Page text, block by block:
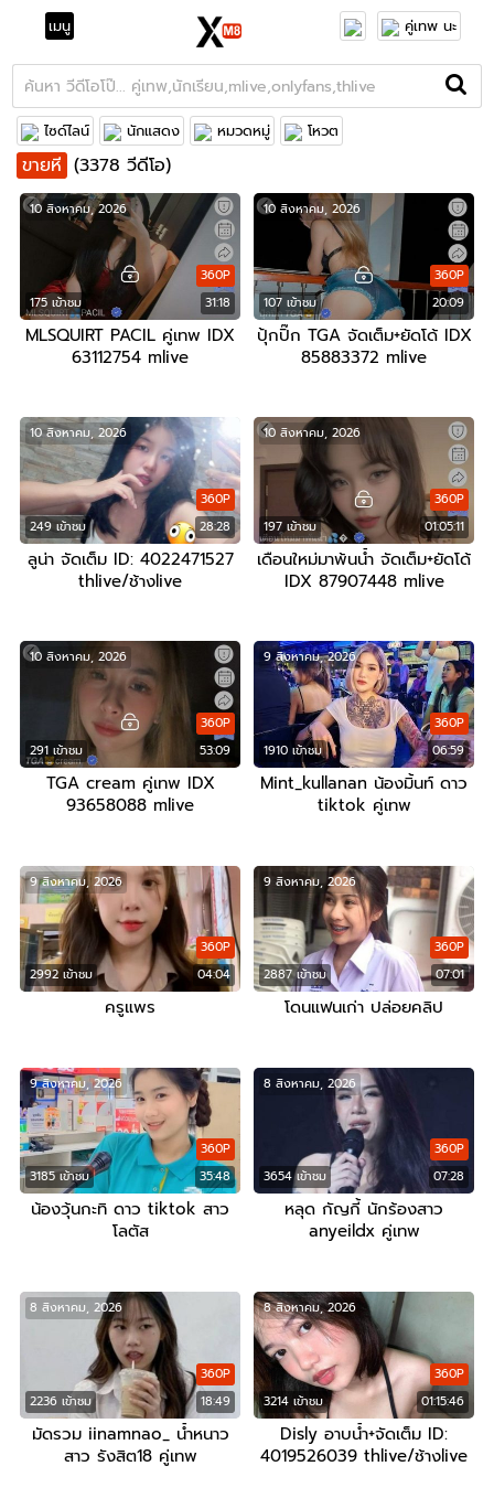
เมนู คู่เทพ นะ
ไซด์ไลน์ นักแสดง หมวดหมู่ โหวต
ขายหี (3378 วีดีโอ)
175 เข้าชม 31:18
360P
10 สิงหาคม, 2026
MLSQUIRT PACIL คู่เทพ IDX
63112754 mlive
107 เข้าชม 20:09
360P
10 สิงหาคม, 2026
ปุ้กปิ๊ก TGA จัดเต็ม+ยัดโด้ IDX
85883372 mlive
249 เข้าชม 28:28
360P
10 สิงหาคม, 2026
ลูน่า จัดเต็ม ID: 4022471527
thlive/ช้างlive
197 เข้าชม 01:05:11
360P
10 สิงหาคม, 2026
เดือนใหม่มาพ้นน้ำ จัดเต็ม+ยัดโด้
IDX 87907448 mlive
291 เข้าชม 53:09
360P
10 สิงหาคม, 2026
TGA cream คู่เทพ IDX
93658088 mlive
1910 เข้าชม 06:59
360P
9 สิงหาคม, 2026
Mint_kullanan น้องมิ้นท์ ดาว
tiktok คู่เทพ
2992 เข้าชม 04:04
360P
9 สิงหาคม, 2026
ครูแพร
2887 เข้าชม 07:01
360P
9 สิงหาคม, 2026
โดนแฟนเก่า ปล่อยคลิป
3185 เข้าชม 35:48
360P
9 สิงหาคม, 2026
น้องวุ้นกะทิ ดาว tiktok สาว
โลตัส
3654 เข้าชม 07:28
360P
8 สิงหาคม, 2026
หลุด กัญกี้ นักร้องสาว
anyeildx คู่เทพ
2236 เข้าชม 18:49
360P
8 สิงหาคม, 2026
มัดรวม iinamnao_ น้ำหนาว
สาว รังสิต18 คู่เทพ
3214 เข้าชม 01:15:46
360P
8 สิงหาคม, 2026
Disly อาบน้ำ+จัดเต็ม ID:
4019526039 thlive/ช้างlive